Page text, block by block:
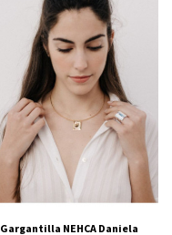
Gargantilla NEHCA Daniela